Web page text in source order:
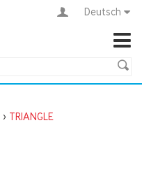
Deutsch
> TRIANGLE